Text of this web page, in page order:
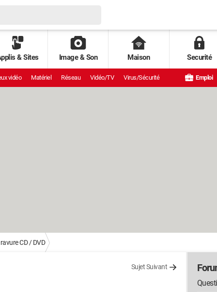
& Sites Image & Son Maison Securité
vidéo Matériel Réseau Vidéo/TV Virus/Sécurité Emploi
CD / DVD
Sujet Suivant